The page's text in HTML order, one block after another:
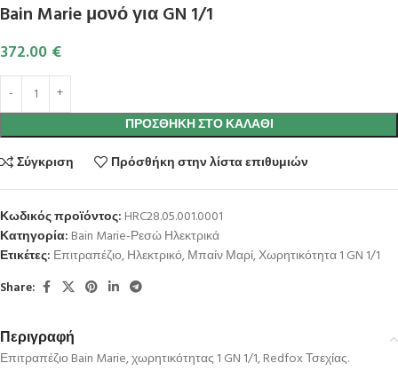
Bain Marie μονό για GN 1/1
372.00 €
ΠΡΟΣΘΉΚΗ ΣΤΟ ΚΑΛΆΘΙ
Σύγκριση
Πρόσθήκη στην λίστα επιθυμιών
Κωδικός προϊόντος: HRC28.05.001.0001
Κατηγορία: Bain Marie-Ρεσώ Ηλεκτρικά
Ετικέτες: Επιτραπέζιο,Ηλεκτρικό,Μπαίν Μαρί,Χωρητικότητα 1 GN 1/1
Share:
Περιγραφή
Επιτραπέζιο Bain Marie, χωρητικότητας 1 GN 1/1, Redfox Τσεχίας.